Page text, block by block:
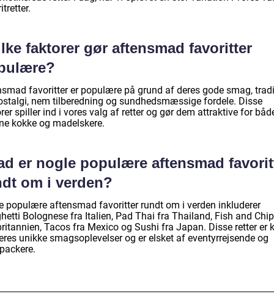
faktorer gør aftensmad favoritter
favoritter er populære på grund af deres gode smag,
nem tilberedning og sundhedsmæssige fordele. Disse
spiller ind i vores valg af retter og gør dem attraktive for
kokke og madelskere.
er nogle populære aftensmad
om i verden?
populære aftensmad favoritter rundt om i verden inkluderer
Bolognese fra Italien, Pad Thai fra Thailand, Fish and
Tacos fra Mexico og Sushi fra Japan. Disse retter er
unikke smagsoplevelser og er elsket af eventyrrejsende og